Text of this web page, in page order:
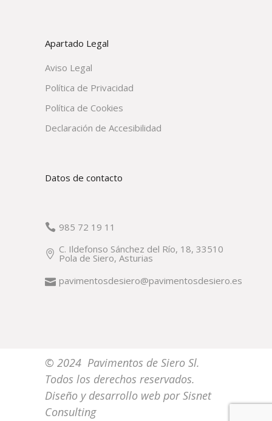
Apartado Legal
Aviso Legal
Política de Privacidad
Política de Cookies
Declaración de Accesibilidad
Datos de contacto
985 72 19 11
C. Ildefonso Sánchez del Río, 18, 33510
Pola de Siero, Asturias
pavimentosdesiero@pavimentosdesiero.es
© 2024 Pavimentos de Siero Sl.
Todos los derechos reservados.
Diseño y desarrollo web porSisnet
Consulting